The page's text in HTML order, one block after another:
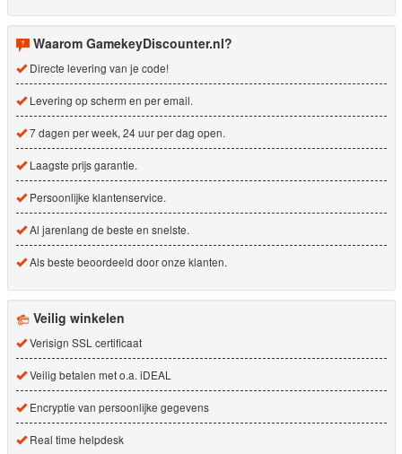
Waarom GamekeyDiscounter.nl?
Directe levering van je code!
Levering op scherm en per email.
7 dagen per week, 24 uur per dag open.
Laagste prijs garantie.
Persoonlijke klantenservice.
Al jarenlang de beste en snelste.
Als beste beoordeeld door onze klanten.
Veilig winkelen
Verisign SSL certificaat
Veilig betalen met o.a. iDEAL
Encryptie van persoonlijke gegevens
Real time helpdesk